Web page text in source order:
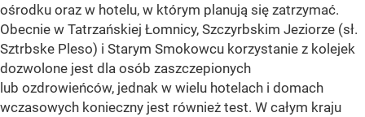
ośrodku oraz w hotelu, w którym planują się zatrzymać.
Obecnie w Tatrzańskiej Łomnicy, Szczyrbskim Jeziorze (sł.
Sztrbske Pleso) i Starym Smokowcu korzystanie z kolejek
dozwolone jest dla osób zaszczepionych
lub ozdrowieńców, jednak w wielu hotelach i domach
wczasowych konieczny jest również test. W całym kraju